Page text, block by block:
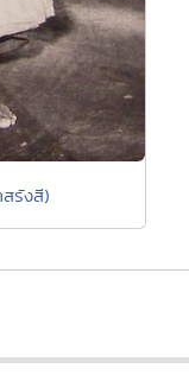
รังสี)